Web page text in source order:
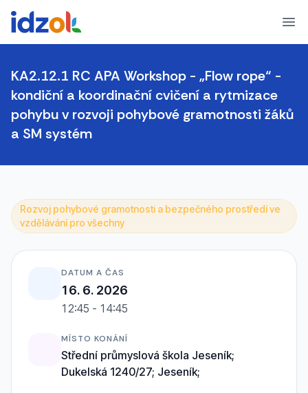
KA2.12.1 RC APA Workshop - „Flow rope“ -
kondiční a koordinační cvičení a rytmizace
pohybu v rozvoji pohybové gramotnosti žáků
a SM systém
Rozvoj pohybové gramotnosti a bezpečného prostředí ve
vzdělávání pro všechny
DATUM A ČAS
16. 6. 2026
12:45 - 14:45
MÍSTO KONÁNÍ
Střední průmyslová škola Jeseník;
Dukelská 1240/27; Jeseník;